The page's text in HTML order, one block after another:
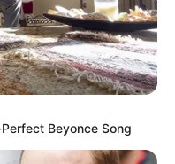
Beyonce Song